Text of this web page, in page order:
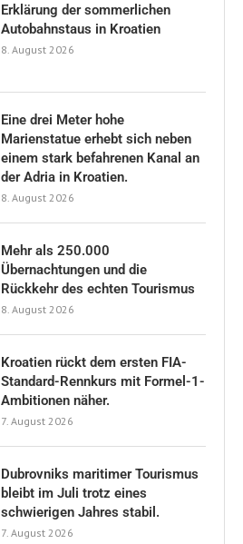
Erklärung der sommerlichen
Autobahnstaus in Kroatien
8. August 2026
Eine drei Meter hohe
Marienstatue erhebt sich neben
einem stark befahrenen Kanal an
der Adria in Kroatien.
8. August 2026
Mehr als 250.000
Übernachtungen und die
Rückkehr des echten Tourismus
8. August 2026
Kroatien rückt dem ersten FIA-
Standard-Rennkurs mit Formel-1-
Ambitionen näher.
7. August 2026
Dubrovniks maritimer Tourismus
bleibt im Juli trotz eines
schwierigen Jahres stabil.
7. August 2026